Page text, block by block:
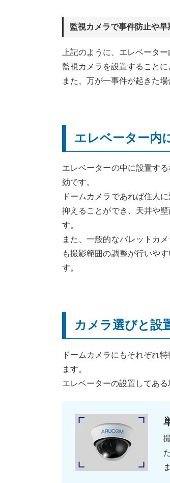
監視カメラで事件防止や早
上記のように、エレベータ
監視カメラを設置すること
また、万が一事件が起きた
エレベーター内
エレベーターの中に設置す
効です。
ドームカメラであれば住人
抑えることができ、天井や
す。
また、一般的なバレットカ
も撮影範囲の調整が行いや
す。
カメラ選びと設
ドームカメラにもそれぞれ
ます。
エレベーターの設置してあ